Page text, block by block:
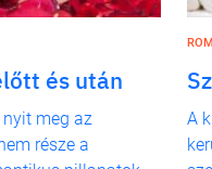
és után
meg az
része a
A